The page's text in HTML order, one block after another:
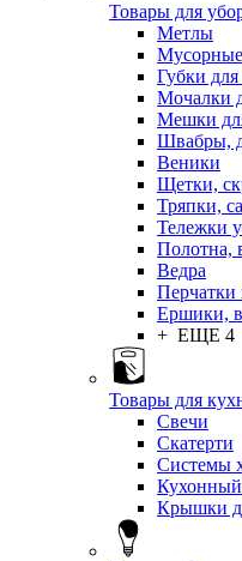
Товары для
Метлы
Губки
Мочалки
Мешки
Швабры,
Веники
Щетки,
Тряпки,
Тележки
Полотна,
Ведра
Перчатки
Ершики,
+ ЕЩЕ 4
Товары для
Свечи
Скатерти
Системы
Кухонный
Крышки